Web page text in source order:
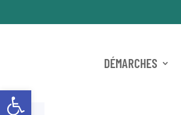
Ouvrir la barre d’outils
DÉMARCHES